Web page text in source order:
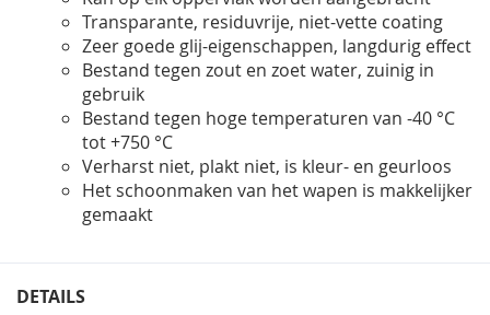
Transparante, residuvrije, niet-vette coating
Zeer goede glij-eigenschappen, langdurig effect
Bestand tegen zout en zoet water, zuinig in
gebruik
Bestand tegen hoge temperaturen van -40 °C
tot +750 °C
Verharst niet, plakt niet, is kleur- en geurloos
Het schoonmaken van het wapen is makkelijker
gemaakt
DETAILS